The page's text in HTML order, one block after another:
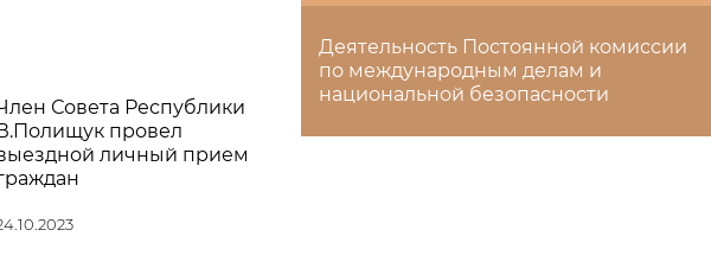
Совета Республики
провел
личный прием
Деятельность Постоянной комиссии
по международным делам и
национальной безопасности